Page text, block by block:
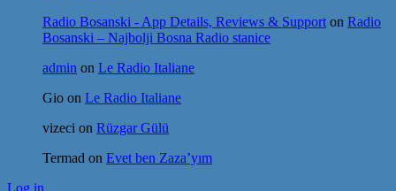
Radio Bosanski - App Details, Reviews & Support on Radio
Bosanski – Najbolji Bosna Radio stanice
admin on Le Radio Italiane
Gio on Le Radio Italiane
vizeci on Rüzgar Gülü
Termad on Evet ben Zaza’yım
Log in